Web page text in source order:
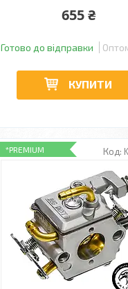
655 ₴
Готово до відправки
КУПИТИ
*PREMIUM